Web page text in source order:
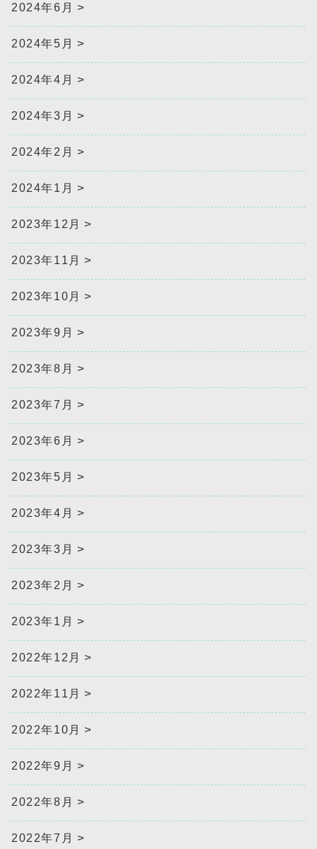
2024年6月
2024年5月
2024年4月
2024年3月
2024年2月
2024年1月
2023年12月
2023年11月
2023年10月
2023年9月
2023年8月
2023年7月
2023年6月
2023年5月
2023年4月
2023年3月
2023年2月
2023年1月
2022年12月
2022年11月
2022年10月
2022年9月
2022年8月
2022年7月